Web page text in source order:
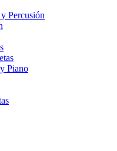
Percusión
Piano